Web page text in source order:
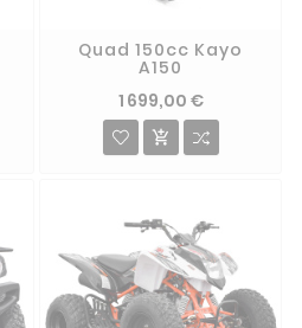
Quad 150cc Kayo
A150
1 699,00 €
